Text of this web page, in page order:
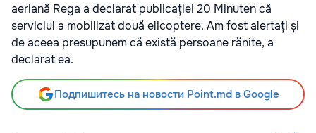
aeriană Rega a declarat publicației 20 Minuten că
serviciul a mobilizat două elicoptere. Am fost alertați și
de aceea presupunem că există persoane rănite, a
declarat ea.
Подпишитесь на новости Point.md в Google